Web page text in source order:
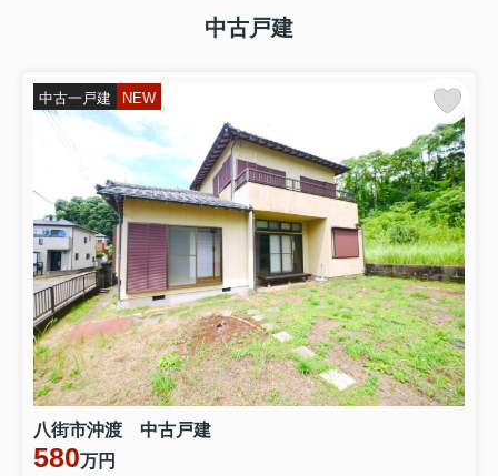
外房線 茂原駅 徒歩22分
物件詳細へ
平成15年3月築4SLDK 駐車3台可能 都市ガス上下水 ス
ーパーカスミ徒歩約6分 JR外房線茂原駅徒歩約22分
2026.08.01
富里市根木名 中古戸建
千葉県富里市根木名
成田線 成田駅 徒歩78分
物件詳細へ
内装リフォーム令和8年7月 ４LDK リビング約16帖 富
里市立根木名小学校徒歩約10分 本下水 閑静な分譲地内
2026.07.27
成田市並木町 中古戸建
中古戸建
中古一戸建 NEW
八街市沖渡 中古戸建
580万円